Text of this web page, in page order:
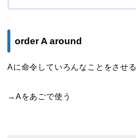
order A around
Aに命令していろんなことをさせる
→Aをあごで使う